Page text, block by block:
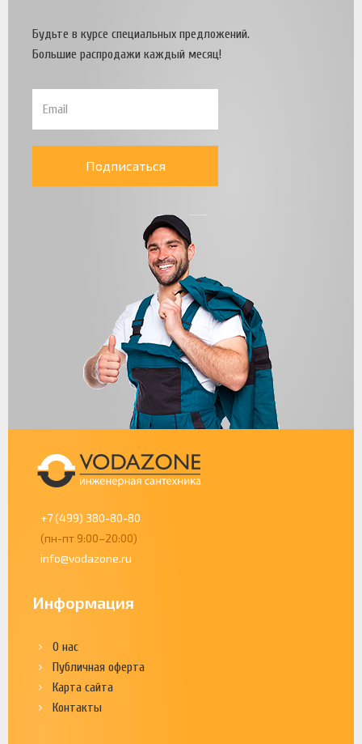
Будьте в курсе специальных предложений.
Большие распродажи каждый месяц!
Подписаться
+7 (499) 380-80-80
(пн-пт 9:00–20:00)
info@vodazone.ru
Информация
О нас
Публичная оферта
Карта сайта
Контакты